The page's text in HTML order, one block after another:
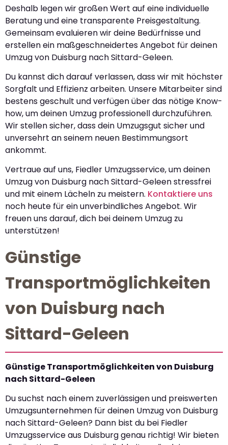
Deshalb legen wir großen Wert auf eine individuelle
Beratung und eine transparente Preisgestaltung.
Gemeinsam evaluieren wir deine Bedürfnisse und
erstellen ein maßgeschneidertes Angebot für deinen
Umzug von Duisburg nach Sittard-Geleen.
Du kannst dich darauf verlassen, dass wir mit höchster
Sorgfalt und Effizienz arbeiten. Unsere Mitarbeiter sind
bestens geschult und verfügen über das nötige Know-
how, um deinen Umzug professionell durchzuführen.
Wir stellen sicher, dass dein Umzugsgut sicher und
unversehrt an seinem neuen Bestimmungsort
ankommt.
Vertraue auf uns, Fiedler Umzugsservice, um deinen
Umzug von Duisburg nach Sittard-Geleen stressfrei
und mit einem Lächeln zu meistern. Kontaktiere uns
noch heute für ein unverbindliches Angebot. Wir
freuen uns darauf, dich bei deinem Umzug zu
unterstützen!
Günstige
Transportmöglichkeiten
von Duisburg nach
Sittard-Geleen
Günstige Transportmöglichkeiten von Duisburg
nach Sittard-Geleen
Du suchst nach einem zuverlässigen und preiswerten
Umzugsunternehmen für deinen Umzug von Duisburg
nach Sittard-Geleen? Dann bist du bei Fiedler
Umzugsservice aus Duisburg genau richtig! Wir bieten